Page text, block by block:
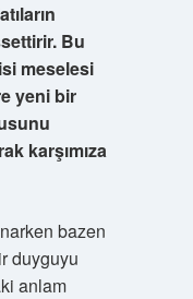
Bu
meselesi
yeni bir
karşımıza
bazen
duyguyu
anlam